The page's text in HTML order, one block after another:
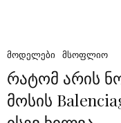
ᲛᲝᲓᲔᲚᲔᲑᲘ ᲛᲡᲝᲤᲚᲘᲝ
რატომ არის
მოსის